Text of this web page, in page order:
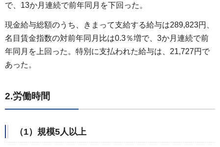
で、13か月連続で前年同月を下回った。
現金給与総額のうち、きまって支給する給与は289,823円、
名目賃金指数の対前年同月比は0.3％増で、3か月連続で前
年同月を上回った。特別に支払われた給与は、21,727円で
あった。
2.労働時間
（1）規模5人以上